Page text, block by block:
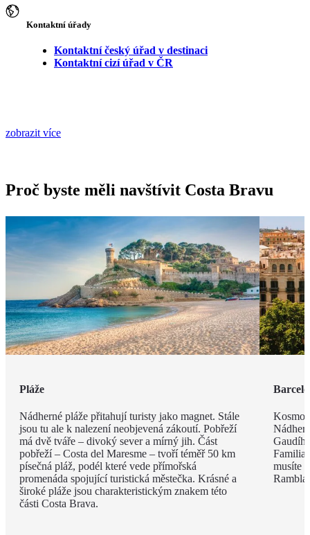
Kontaktní úřady
Kontaktní český úřad v destinaci
Kontaktní cizí úřad v ČR
zobrazit více
Proč byste měli navštívit Costa Bravu
Pláže
Nádherné pláže přitahují turisty jako magnet. Stále
jsou tu ale k nalezení neobjevená zákoutí. Pobřeží
má dvě tváře – divoký sever a mírný jih. Část
pobřeží – Costa del Maresme – tvoří téměř 50 km
písečná pláž, podél které vede přímořská
promenáda spojující turistická městečka. Krásné a
široké pláže jsou charakteristickým znakem této
části Costa Brava.
Familia
musíte